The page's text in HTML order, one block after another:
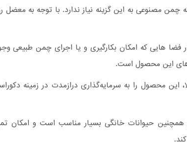
مصنوعی به این گزینه نیاز ندارد. با توجه به معضل
هایی که امکان بکارگیری و یا اجرای چمن طبیعی
های این محصول است.
این محصول را به سرمایه‌گذاری درازمدت در زمینه
حیوانات خانگی بسیار مناسب است و امکان